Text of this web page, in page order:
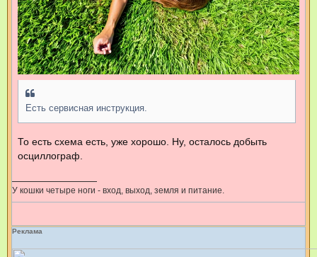
Есть сервисная инструкция.
То есть схема есть, уже хорошо. Ну, осталось добыть
осциллограф.
У кошки четыре ноги - вход, выход, земля и питание.
Реклама